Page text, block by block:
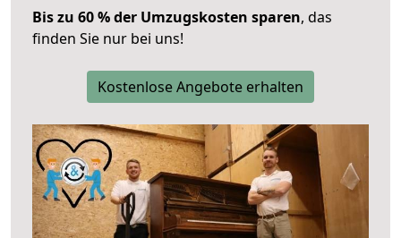
Bis zu 60 % der Umzugskosten sparen, das
finden Sie nur bei uns!
Kostenlose Angebote erhalten